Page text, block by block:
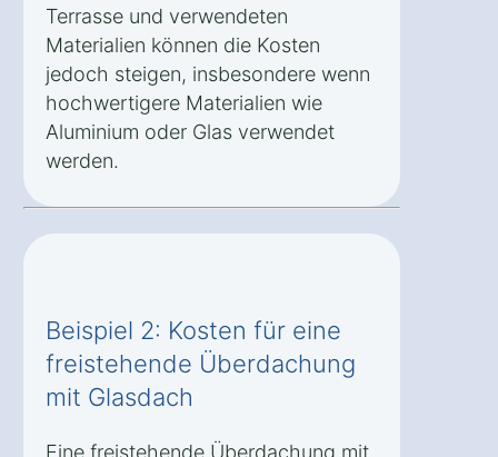
Terrasse und verwendeten
Materialien können die Kosten
jedoch steigen, insbesondere wenn
hochwertigere Materialien wie
Aluminium oder Glas verwendet
werden.
Beispiel 2: Kosten für eine
freistehende Überdachung
mit Glasdach
Eine freistehende Überdachung mit